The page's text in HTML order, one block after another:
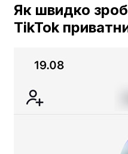
Як швидко
TikTok